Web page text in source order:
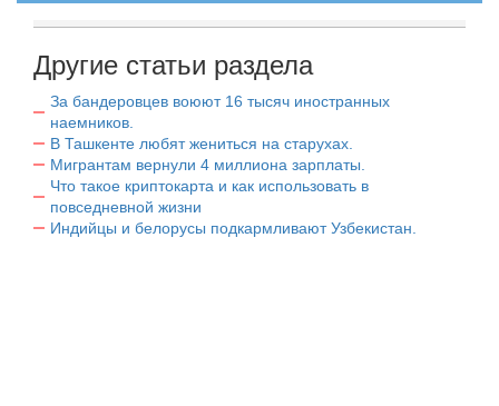
Другие статьи раздела
За бандеровцев воюют 16 тысяч иностранных
наемников.
В Ташкенте любят жениться на старухах.
Мигрантам вернули 4 миллиона зарплаты.
Что такое криптокарта и как использовать в
повседневной жизни
Индийцы и белорусы подкармливают Узбекистан.